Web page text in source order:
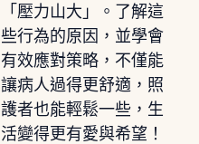
「壓力山大」。了解這
些行為的原因，並學會
有效應對策略，不僅能
讓病人過得更舒適，照
護者也能輕鬆一些，生
活變得更有愛與希望！